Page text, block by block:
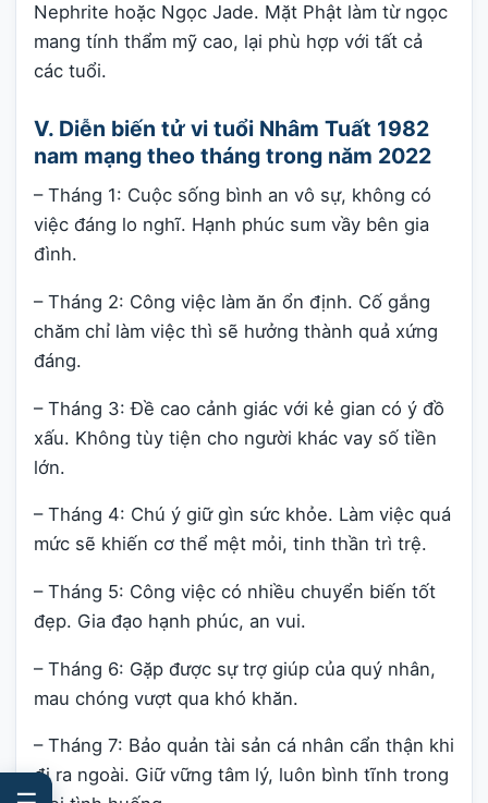
Nephrite hoặc Ngọc Jade. Mặt Phật làm từ ngọc
mang tính thẩm mỹ cao, lại phù hợp với tất cả
các tuổi.
V. Diễn biến tử vi tuổi Nhâm Tuất 1982
nam mạng theo tháng trong năm 2022
– Tháng 1: Cuộc sống bình an vô sự, không có
việc đáng lo nghĩ. Hạnh phúc sum vầy bên gia
đình.
– Tháng 2: Công việc làm ăn ổn định. Cố gắng
chăm chỉ làm việc thì sẽ hưởng thành quả xứng
đáng.
– Tháng 3: Đề cao cảnh giác với kẻ gian có ý đồ
xấu. Không tùy tiện cho người khác vay số tiền
lớn.
– Tháng 4: Chú ý giữ gìn sức khỏe. Làm việc quá
mức sẽ khiến cơ thể mệt mỏi, tinh thần trì trệ.
– Tháng 5: Công việc có nhiều chuyển biến tốt
đẹp. Gia đạo hạnh phúc, an vui.
– Tháng 6: Gặp được sự trợ giúp của quý nhân,
mau chóng vượt qua khó khăn.
– Tháng 7: Bảo quản tài sản cá nhân cẩn thận khi
đi ra ngoài. Giữ vững tâm lý, luôn bình tĩnh trong